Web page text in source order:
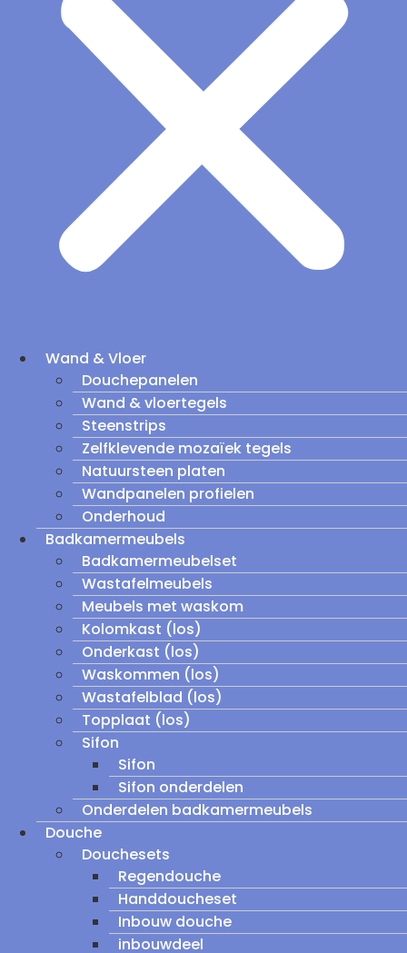
Wand & Vloer
Douchepanelen
Wand & vloertegels
Steenstrips
Zelfklevende mozaïek tegels
Natuursteen platen
Wandpanelen profielen
Onderhoud
Badkamermeubels
Badkamermeubelset
Wastafelmeubels
Meubels met waskom
Kolomkast (los)
Onderkast (los)
Waskommen (los)
Wastafelblad (los)
Topplaat (los)
Sifon
Sifon
Sifon onderdelen
Onderdelen badkamermeubels
Douche
Douchesets
Regendouche
Handdoucheset
Inbouw douche
inbouwdeel